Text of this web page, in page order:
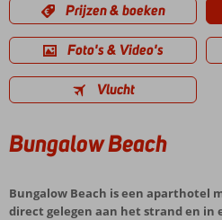
Prijzen & boeken
Foto's & Video's
Vlucht
Bungalow Beach
Bungalow Beach is een aparthotel
direct gelegen aan het strand en in